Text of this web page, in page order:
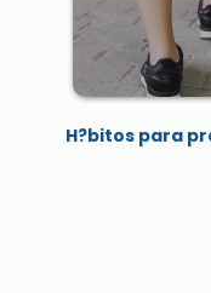
H?bitos para